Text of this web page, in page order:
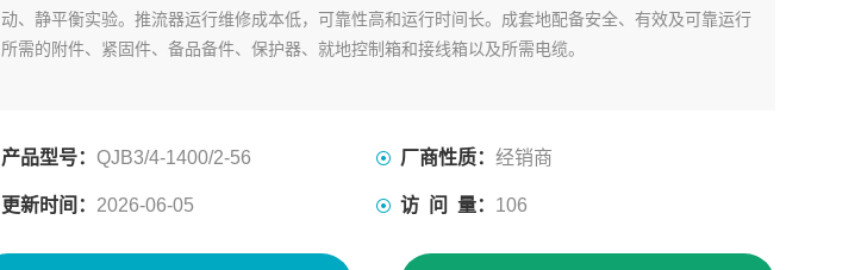
动、静平衡实验。推流器运行维修成本低，可靠性高和运行时间长。成套地配备安全、有效及可靠运行
所需的附件、紧固件、备品备件、保护器、就地控制箱和接线箱以及所需电缆。
产品型号： QJB3/4-1400/2-56 厂商性质： 经销商
更新时间： 2026-06-05 访 问 量： 106